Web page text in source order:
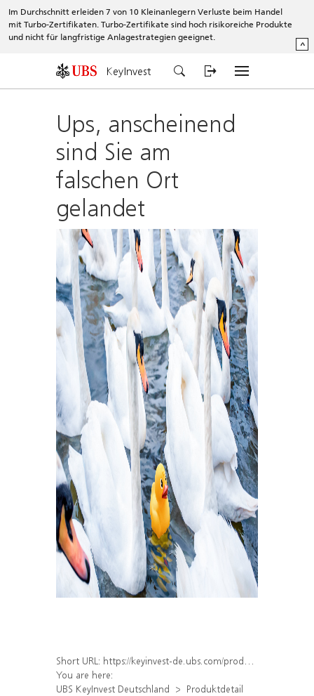
Im Durchschnitt erleiden 7 von 10 Kleinanlegern Verluste beim Handel
mit Turbo-Zertifikaten. Turbo-Zertifikate sind hoch risikoreiche Produkte
und nicht für langfristige Anlagestrategien geeignet.
^
KeyInvest
Ups, anscheinend
sind Sie am
falschen Ort
gelandet
Short URL: https://keyinvest-de.ubs.com/produkt/detail/index/isin/DE000WA9D9H2
You are here:
UBS KeyInvest Deutschland
Produktdetail